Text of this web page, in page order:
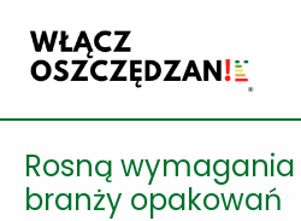
treści
Rosną
branży opakowań